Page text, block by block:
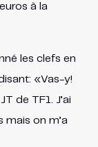
à la
les clefs en
«Vas-y!
de TF1. J’ai
mais on m’a